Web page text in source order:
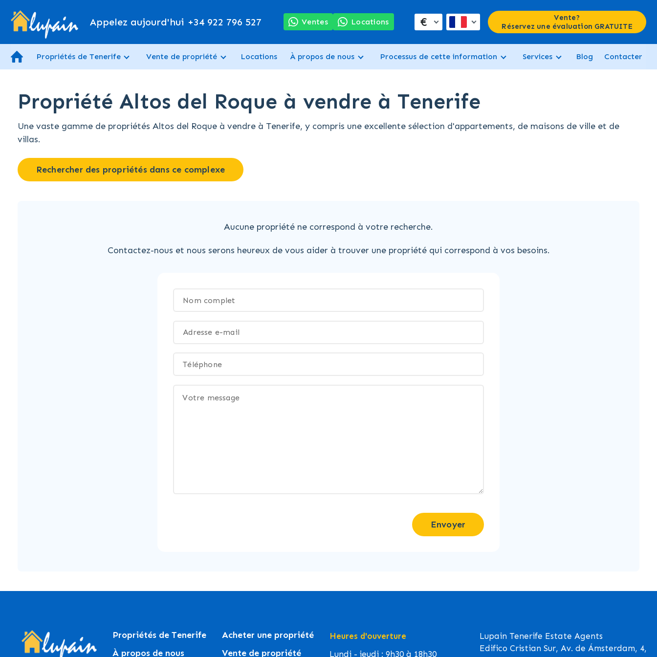
Appelez aujourd'hui +34 922 796 527 Ventes Locations €
Vente?
Réservez une évaluation GRATUITE
Propriétés de Tenerife Vente de propriété Locations À propos de nous Processus de cette information Services Blog Contacter
Propriété Altos del Roque à vendre à Tenerife
Une vaste gamme de propriétés Altos del Roque à vendre à Tenerife, y compris une excellente sélection d'appartements, de maisons de ville et de
villas.
Rechercher des propriétés dans ce complexe
Aucune propriété ne correspond à votre recherche.
Contactez-nous et nous serons heureux de vous aider à trouver une propriété qui correspond à vos besoins.
Envoyer
Propriétés de Tenerife
À propos de nous
Acheter une propriété
Vente de propriété
Heures d'ouverture
Lundi - jeudi : 9h30 à 18h30
Lupain Tenerife Estate Agents
Edifico Cristian Sur, Av. de Ámsterdam, 4,